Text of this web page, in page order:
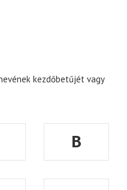
kezdőbetűjét vagy
B